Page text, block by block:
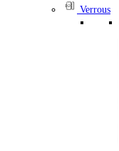
Verrous